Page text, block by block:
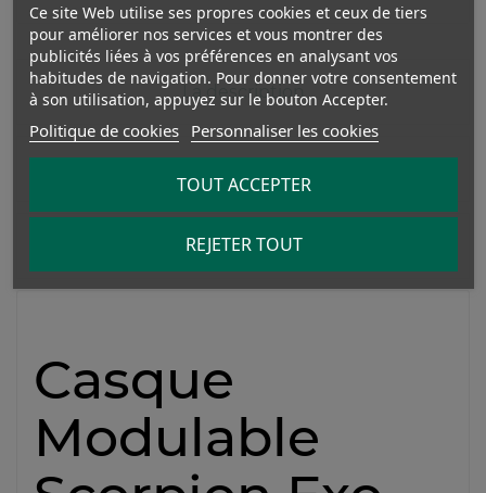
La description
Avis
Casque
Modulable
Ce site Web utilise ses propres cookies et ceux de tiers
pour améliorer nos services et vous montrer des
publicités liées à vos préférences en analysant vos
habitudes de navigation. Pour donner votre consentement
à son utilisation, appuyez sur le bouton Accepter.
Politique de cookies Personnaliser les cookies
REJETER TOUT
TOUT ACCEPTER